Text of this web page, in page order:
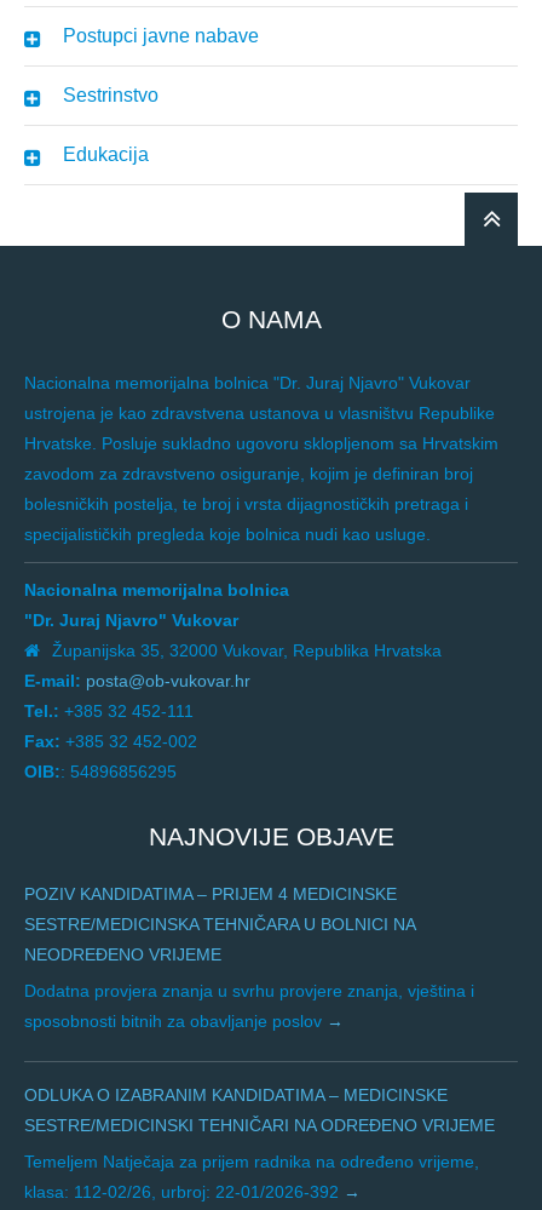
Postupci javne nabave
Sestrinstvo
Edukacija
O NAMA
Nacionalna memorijalna bolnica "Dr. Juraj Njavro" Vukovar
ustrojena je kao zdravstvena ustanova u vlasništvu Republike
Hrvatske. Posluje sukladno ugovoru sklopljenom sa Hrvatskim
zavodom za zdravstveno osiguranje, kojim je definiran broj
bolesničkih postelja, te broj i vrsta dijagnostičkih pretraga i
specijalističkih pregleda koje bolnica nudi kao usluge.
Nacionalna memorijalna bolnica
"Dr. Juraj Njavro" Vukovar
Županijska 35, 32000 Vukovar, Republika Hrvatska
E-mail: posta@ob-vukovar.hr
Tel.: +385 32 452-111
Fax: +385 32 452-002
OIB:: 54896856295
NAJNOVIJE OBJAVE
POZIV KANDIDATIMA – PRIJEM 4 MEDICINSKE
SESTRE/MEDICINSKA TEHNIČARA U BOLNICI NA
NEODREĐENO VRIJEME
Dodatna provjera znanja u svrhu provjere znanja, vještina i
sposobnosti bitnih za obavljanje poslov
ODLUKA O IZABRANIM KANDIDATIMA – MEDICINSKE
SESTRE/MEDICINSKI TEHNIČARI NA ODREĐENO VRIJEME
Temeljem Natječaja za prijem radnika na određeno vrijeme,
klasa: 112-02/26, urbroj: 22-01/2026-392